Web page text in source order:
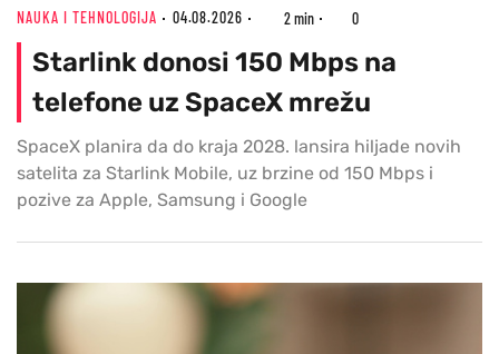
NAUKA I TEHNOLOGIJA 04.08.2026 2 min 0
Starlink donosi 150 Mbps na
telefone uz SpaceX mrežu
SpaceX planira da do kraja 2028. lansira hiljade novih
satelita za Starlink Mobile, uz brzine od 150 Mbps i
pozive za Apple, Samsung i Google